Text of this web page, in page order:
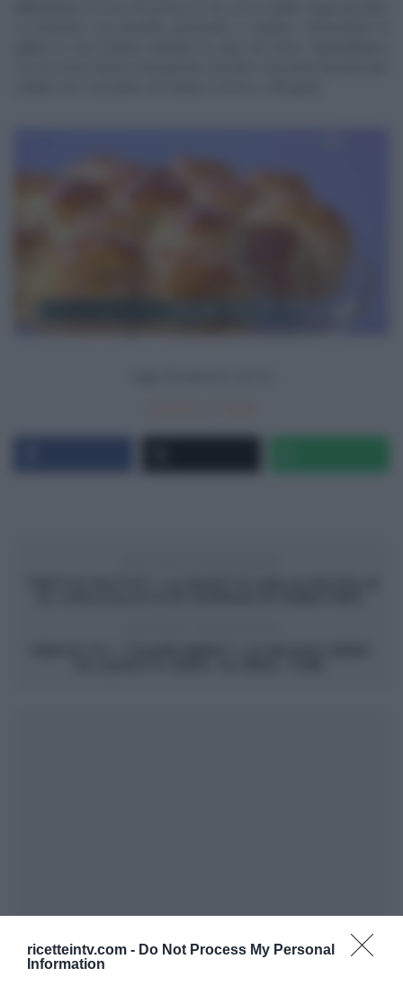
ricetteintv.com - Do Not Process My Personal
Information